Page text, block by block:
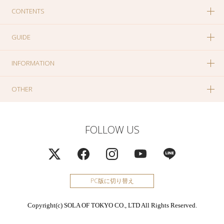
CONTENTS
GUIDE
INFORMATION
OTHER
FOLLOW US
PC版に切り替え
Copyright(c) SOLA OF TOKYO CO., LTD All Rights Reserved.